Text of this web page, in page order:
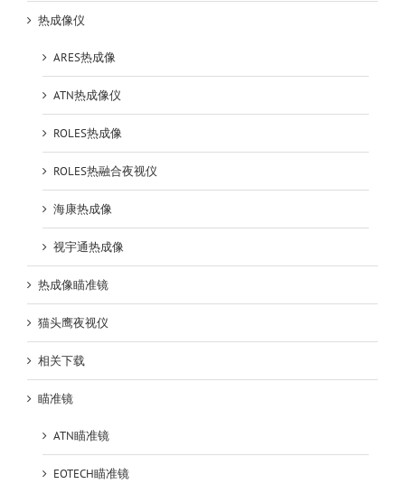
热成像仪
ARES热成像
ATN热成像仪
ROLES热成像
ROLES热融合夜视仪
海康热成像
视宇通热成像
热成像瞄准镜
猫头鹰夜视仪
相关下载
瞄准镜
ATN瞄准镜
EOTECH瞄准镜